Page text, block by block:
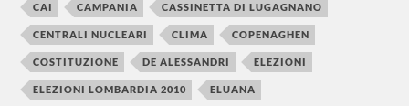
CAI CAMPANIA CASSINETTA DI LUGAGNANO
CENTRALI NUCLEARI CLIMA COPENAGHEN
COSTITUZIONE DE ALESSANDRI ELEZIONI
ELEZIONI LOMBARDIA 2010 ELUANA